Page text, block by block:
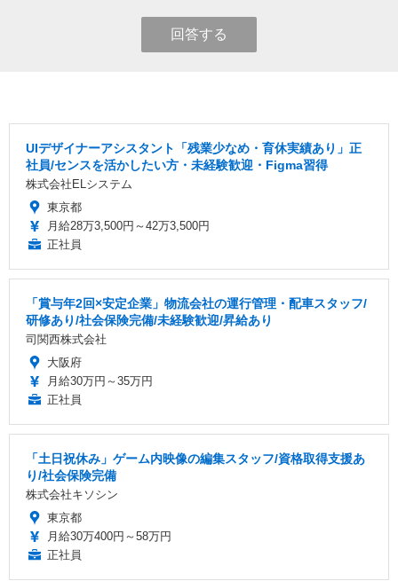
回答する
UIデザイナーアシスタント「残業少なめ・育休実績あり」正
社員/センスを活かしたい方・未経験歓迎・Figma習得
株式会社ELシステム
東京都
月給28万3,500円～42万3,500円
正社員
「賞与年2回×安定企業」物流会社の運行管理・配車スタッフ/
研修あり/社会保険完備/未経験歓迎/昇給あり
司関西株式会社
大阪府
月給30万円～35万円
正社員
「土日祝休み」ゲーム内映像の編集スタッフ/資格取得支援あ
り/社会保険完備
株式会社キソシン
東京都
月給30万400円～58万円
正社員